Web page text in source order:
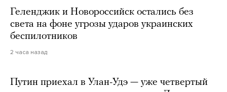
Геленджик и Новороссийск остались без
света на фоне угрозы ударов украинских
беспилотников
2 часа назад
Путин приехал в Улан-Удэ — уже четвертый